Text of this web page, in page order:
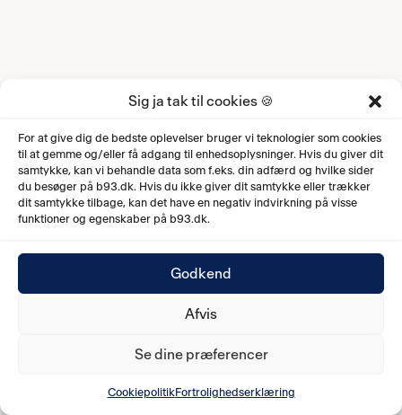
Sig ja tak til cookies 🍪
For at give dig de bedste oplevelser bruger vi teknologier som cookies
til at gemme og/eller få adgang til enhedsoplysninger. Hvis du giver dit
samtykke, kan vi behandle data som f.eks. din adfærd og hvilke sider
du besøger på b93.dk. Hvis du ikke giver dit samtykke eller trækker
dit samtykke tilbage, kan det have en negativ indvirkning på visse
funktioner og egenskaber på b93.dk.
Godkend
Afvis
Se dine præferencer
CookiepolitikFortrolighedserklæring